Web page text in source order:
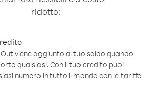
ridotto:
viene aggiunto al tuo saldo quando
qualsiasi. Con il tuo credito puoi
numero in tutto il mondo con le tariffe